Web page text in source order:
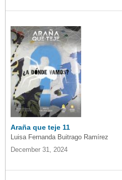
Araña que teje 11
Luisa Fernanda Buitrago Ramírez
December 31, 2024